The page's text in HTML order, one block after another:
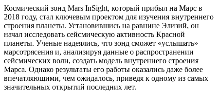
Космический зонд Mars InSight, который прибыл на Марс в
2018 году, стал ключевым проектом для изучения внутреннего
строения планеты. Установившись на равнине Элизий, он
начал исследовать сейсмическую активность Красной
планеты. Ученые надеялись, что зонд сможет «услышать»
марсотрясения и, анализируя данные о распространении
сейсмических волн, создать модель внутреннего строения
Марса. Однако результаты его работы оказались даже более
впечатляющими, чем ожидалось, приведя к одному из самых
значительных открытий последних лет.